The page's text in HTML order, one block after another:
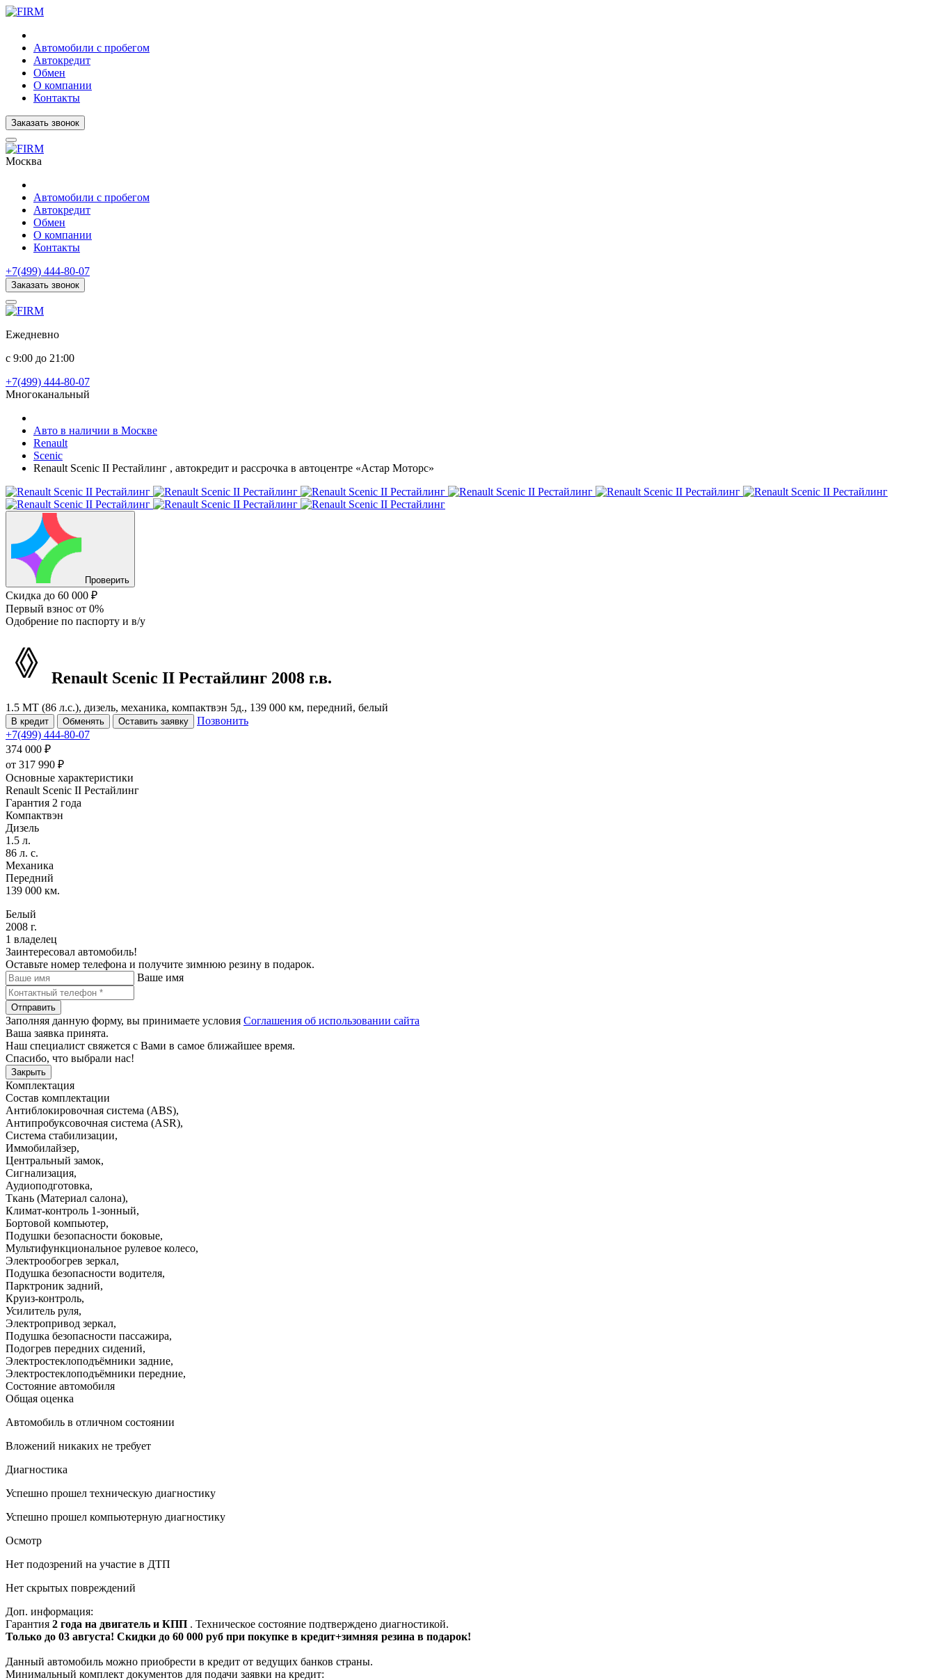
Автомобили с пробегом
Автокредит
Обмен
О компании
Контакты
Заказать звонок
Москва
Автомобили с пробегом
Автокредит
Обмен
О компании
Контакты
+7(499) 444-80-07
Заказать звонок
Ежедневно
с 9:00 до 21:00
+7(499) 444-80-07
Многоканальный
Авто в наличии в Москве
Renault
Scenic
Renault Scenic II Рестайлинг , автокредит и рассрочка в автоцентре «Астар Моторс»
Проверить
Скидка до 60 000 ₽
Первый взнос от 0%
Одобрение по паспорту и в/у
Renault Scenic II Рестайлинг 2008 г.в.
1.5 MT (86 л.с.), дизель, механика, компактвэн 5д., 139 000 км, передний, белый
В кредит Обменять Оставить заявку
Позвонить
+7(499) 444-80-07
374 000 ₽
от 317 990 ₽
Основные характеристики
Renault Scenic II Рестайлинг
Гарантия 2 года
Компактвэн
Дизель
1.5 л.
86 л. с.
Механика
Передний
139 000 км.
Белый
2008 г.
1 владелец
Заинтересовал автомобиль!
Оставьте номер телефона и получите зимнюю резину в подарок.
Ваше имя
Отправить
Заполняя данную форму, вы принимаете условия Соглашения об использовании сайта
Ваша заявка принята.
Наш специалист свяжется с Вами в самое ближайшее время.
Спасибо, что выбрали нас!
Закрыть
Комплектация
Состав комплектации
Антиблокировочная система (ABS),
Антипробуксовочная система (ASR),
Система стабилизации,
Иммобилайзер,
Центральный замок,
Сигнализация,
Аудиоподготовка,
Ткань (Материал салона),
Климат-контроль 1-зонный,
Бортовой компьютер,
Подушки безопасности боковые,
Мультифункциональное рулевое колесо,
Электрообогрев зеркал,
Подушка безопасности водителя,
Парктроник задний,
Круиз-контроль,
Усилитель руля,
Электропривод зеркал,
Подушка безопасности пассажира,
Подогрев передних сидений,
Электростеклоподъёмники задние,
Электростеклоподъёмники передние,
Состояние автомобиля
Общая оценка
Автомобиль в отличном состоянии
Вложений никаких не требует
Диагностика
Успешно прошел техническую диагностику
Успешно прошел компьютерную диагностику
Осмотр
Нет подозрений на участие в ДТП
Нет скрытых повреждений
Доп. информация:
Гарантия 2 года на двигатель и КПП . Техническое состояние подтверждено диагностикой.
Только до 03 августа! Скидки до 60 000 руб при покупке в кредит+зимняя резина в подарок!
Данный автомобиль можно приобрести в кредит от ведущих банков страны.
Минимальный комплект документов для подачи заявки на кредит: